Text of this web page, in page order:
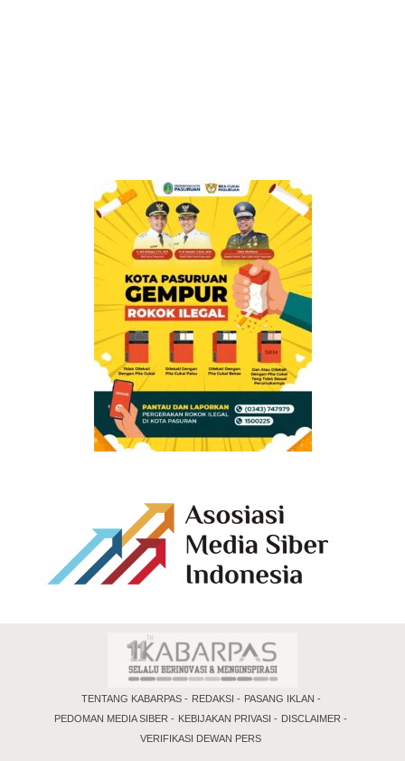
TENTANG KABARPAS REDAKSI
PASANG IKLAN
PEDOMAN MEDIA SIBER
KEBIJAKAN PRIVASI
DISCLAIMER
VERIFIKASI DEWAN PERS